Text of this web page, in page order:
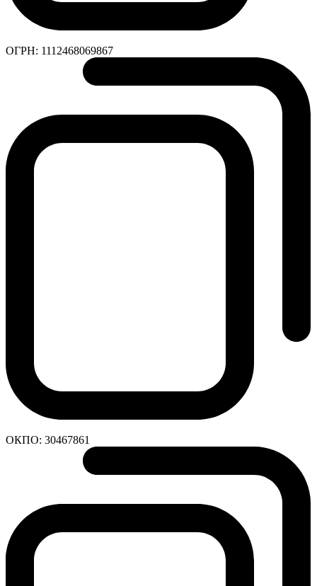
ОГРН: 1112468069867
ОКПО: 30467861